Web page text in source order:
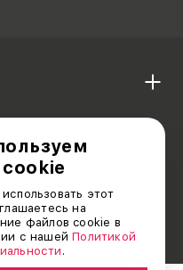
— 2026
этот
на
файлов cookie в
с нашейПолитикой
.